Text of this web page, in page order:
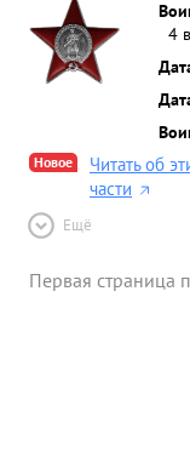
4
Новое
Читать об
части
Ещё
Первая страница